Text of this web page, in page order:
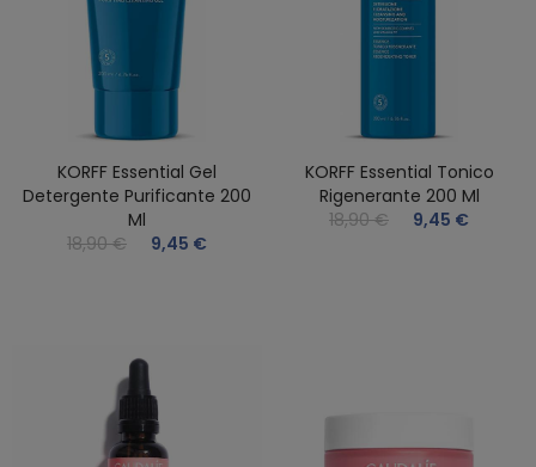
KORFF Essential Gel
Detergente Purificante 200
Ml
18,90 €
9,45 €
KORFF Essential Tonico
Rigenerante 200 Ml
18,90 €
9,45 €